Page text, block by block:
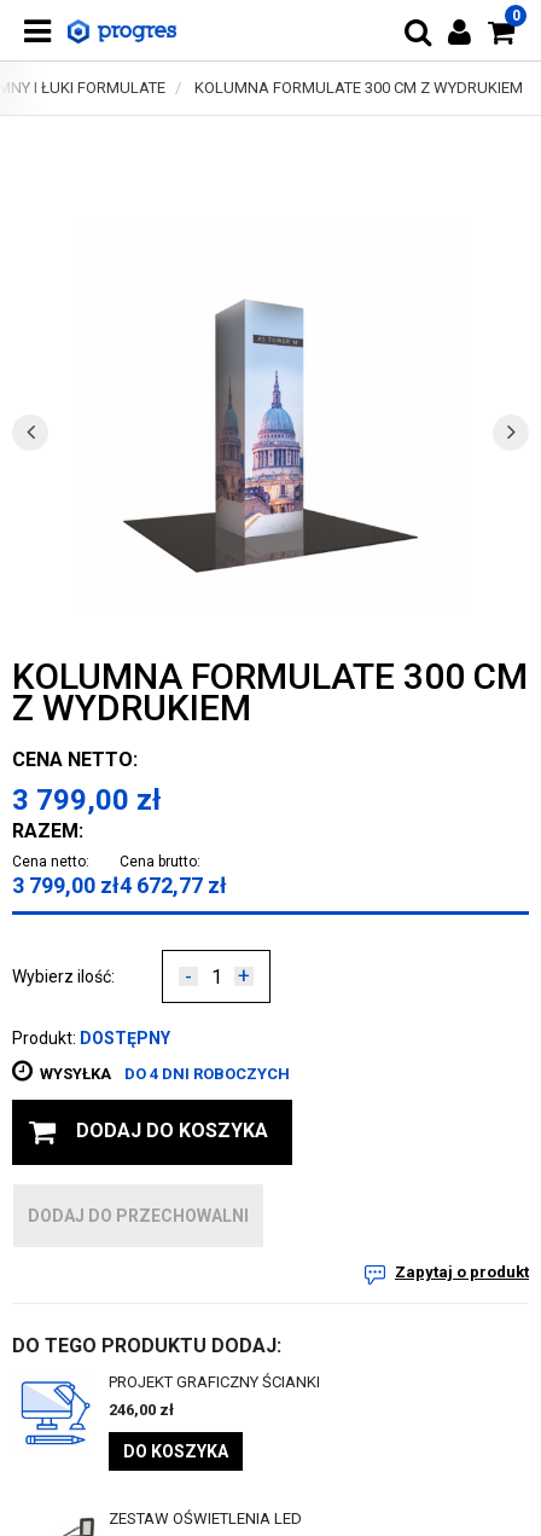
0
I ŁUKI FORMULATE KOLUMNA FORMULATE 300 CM Z WYDRUKIEM
KOLUMNA FORMULATE 300 CM
Z WYDRUKIEM
CENA NETTO:
3 799,00 zł
RAZEM:
Cena netto:
3 799,00 zł
Cena brutto:
4 672,77 zł
Wybierz ilość: - +
Produkt: DOSTĘPNY
WYSYŁKA DO 4 DNI ROBOCZYCH
DODAJ DO KOSZYKA
DODAJ DO PRZECHOWALNI
Zapytaj o produkt
DO TEGO PRODUKTU DODAJ:
PROJEKT GRAFICZNY ŚCIANKI
246,00 zł
DO KOSZYKA
ZESTAW OŚWIETLENIA LED